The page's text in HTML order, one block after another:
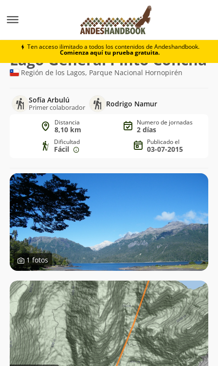
Ten acceso ilimitado a todos los contenidos de Andeshandbook.
Comienza aquí tu prueba gratuita.
Lago General Pinto Concha
Ruta
de
Lago General Pinto Concha
Región de los Lagos, Parque Nacional Hornopirén
Sofía Arbulú
Primer colaborador Rodrigo Namur
Distancia
8,10 km
Numero de jornadas
2 días
Dificultad
Fácil
Publicado el
03-07-2015
1 fotos